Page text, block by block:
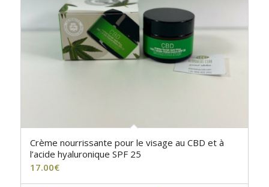
Crème nourrissante pour le visage au CBD et à
l’acide hyaluronique SPF 25
17.00€